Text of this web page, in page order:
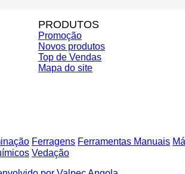
PRODUTOS
Promoção
Novos produtos
Top de Vendas
Mapa do site
Ferragens Ferramentas Manuais
Vedação